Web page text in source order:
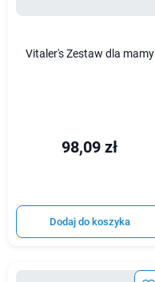
Vitaler's Zestaw dla mamy
98,09 zł
Dodaj do koszyka